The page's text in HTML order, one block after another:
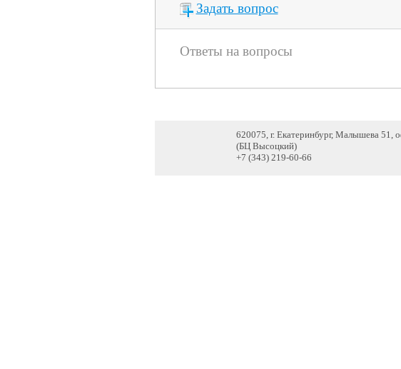
Задать вопрос
Ответы на вопросы
620075, г. Екатеринбург, Малышева 51,
(БЦ Высоцкий)
+7 (343) 219-60-66